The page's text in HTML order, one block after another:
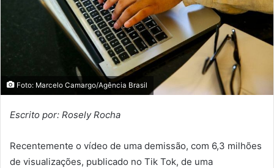
Foto: Marcelo Camargo/Agência Brasil
Escrito por: Rosely Rocha
Recentemente o vídeo de uma demissão, com 6,3 milhões
de visualizações, publicado no Tik Tok, de uma